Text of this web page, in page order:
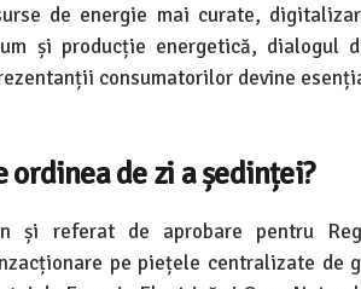
de energie mai curate,
și producție energetică, dialogul
consumatorilor devine
ordinea de zi a ședinței?
și referat de aprobare pentru
pe piețele centralizate de